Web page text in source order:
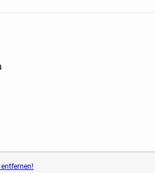
Moderne, Nachhaltigkeit und
Sie noch heute einen
selbst von den Vorzügen unseres